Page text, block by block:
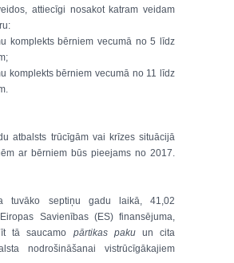
attiecīgi nosakot katram veidam
komplekts bērniem vecumā no 5 līdz
komplekts bērniem vecumā no 11 līdz
atbalsts trūcīgām vai krīzes situācijā
ar bērniem būs pieejams no 2017.
tuvāko septiņu gadu laikā, 41,02
Savienības (ES) finansējuma,
tā saucamo pārtikas pakuun cita
nodrošināšanai vistrūcīgākajiem